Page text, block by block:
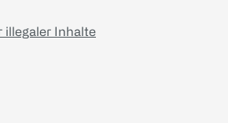
illegaler Inhalte